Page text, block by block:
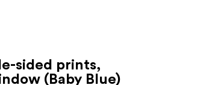
sided prints,
(Baby Blue)